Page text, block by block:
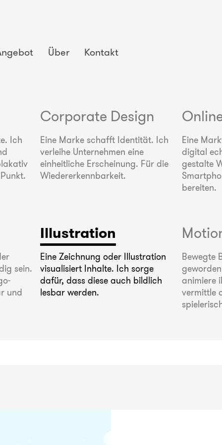
Über Kontakt
Ich
Corporate Design
Eine Marke schafft Identität. Ich
verleihe Unternehmen eine
einheitliche Erscheinung. Für die
Wiedererkennbarkeit.
Eine
digital
gestalte
bereiten.
sein.
und
Illustration
Eine Zeichnung oder Illustration
visualisiert Inhalte. Ich sorge
dafür, dass diese auch bildlich
lesbar werden.
Bewegte
animiere
vermittle